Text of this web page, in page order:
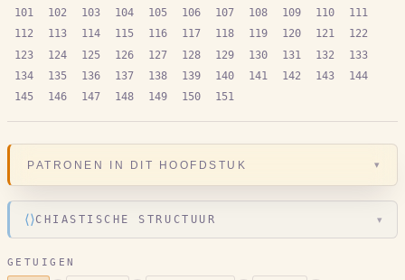
101
102 103 104 105 106 107 108 109 110
111
112
113 114 115 116 117 118 119 120 121
122
123
124 125 126 127 128 129 130 131 132
133
134
135 136 137 138 139 140 141 142 143
144
145
146 147 148 149 150 151
PATRONEN IN DIT HOOFDSTUK ▾
⟨⟩CHIASTISCHE STRUCTUUR ▾
GETUIGEN